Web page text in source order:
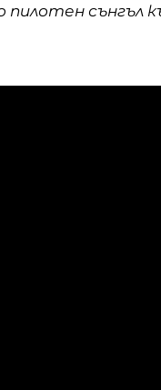
пилотен сънгъл